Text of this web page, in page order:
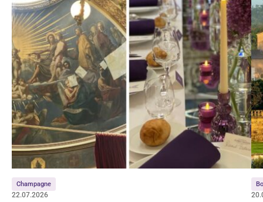
Champagne
22.07.2026